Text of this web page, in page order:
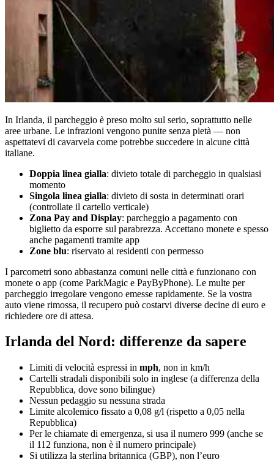
In Irlanda, il parcheggio è preso molto sul serio, soprattutto nelle
aree urbane. Le infrazioni vengono punite senza pietà — non
aspettatevi di cavarvela come potrebbe succedere in alcune città
italiane.
Doppia linea gialla: divieto totale di parcheggio in qualsiasi
momento
Singola linea gialla: divieto di sosta in determinati orari
(controllate il cartello verticale)
Zona Pay and Display: parcheggio a pagamento con
biglietto da esporre sul parabrezza. Accettano monete e spesso
anche pagamenti tramite app
Zone blu: riservato ai residenti con permesso
I parcometri sono abbastanza comuni nelle città e funzionano con
monete o app (come ParkMagic e PayByPhone). Le multe per
parcheggio irregolare vengono emesse rapidamente. Se la vostra
auto viene rimossa, il recupero può costarvi diverse decine di euro e
richiedere ore di attesa.
Irlanda del Nord: differenze da sapere
Limiti di velocità espressi in mph, non in km/h
Cartelli stradali disponibili solo in inglese (a differenza della
Repubblica, dove sono bilingue)
Nessun pedaggio su nessuna strada
Limite alcolemico fissato a 0,08 g/l (rispetto a 0,05 nella
Repubblica)
Per le chiamate di emergenza, si usa il numero 999 (anche se
il 112 funziona, non è il numero principale)
Si utilizza la sterlina britannica (GBP), non l’euro